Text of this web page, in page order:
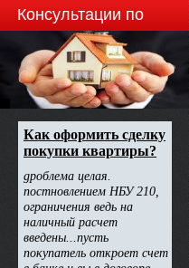
електричної енергії у складі
собівартості перевищує 30
відсотків, за оптовою
ринковою ціною без урахування
обсягу дотації для компенсації
втрат, пов’язаних з
постачанням електричної
енергії за регульованим
тарифом.
Консультации по
недвижимости